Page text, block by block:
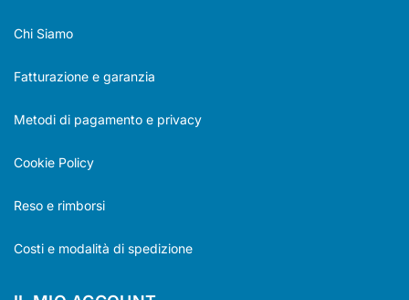
Chi Siamo
Fatturazione e garanzia
Metodi di pagamento e privacy
Cookie Policy
Reso e rimborsi
Costi e modalità di spedizione